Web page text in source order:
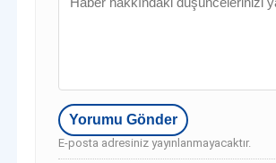
E-posta adresiniz yayınlanmayacaktır.